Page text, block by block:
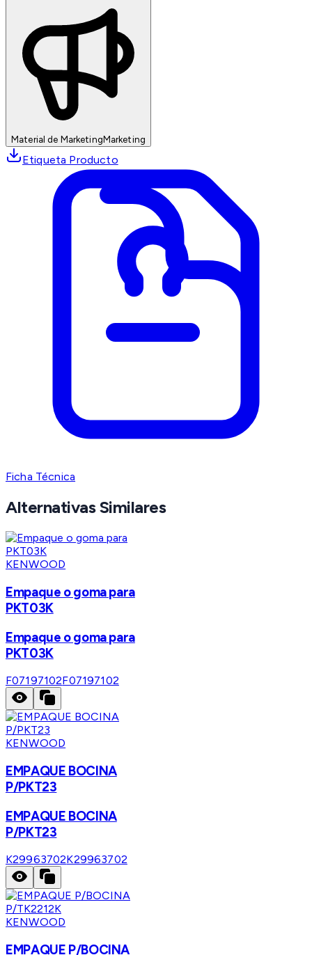
Material de MarketingMarketing
Etiqueta Producto
Ficha Técnica
Alternativas Similares
KENWOOD
Empaque o goma para
PKT03K
Empaque o goma para
PKT03K
F07197102F07197102
KENWOOD
EMPAQUE BOCINA
P/PKT23
EMPAQUE BOCINA
P/PKT23
K29963702K29963702
KENWOOD
EMPAQUE P/BOCINA